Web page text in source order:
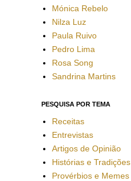
Mónica Rebelo
Nilza Luz
Paula Ruivo
Pedro Lima
Rosa Song
Sandrina Martins
PESQUISA POR TEMA
Receitas
Entrevistas
Artigos de Opinião
Histórias e Tradições
Provérbios e Memes